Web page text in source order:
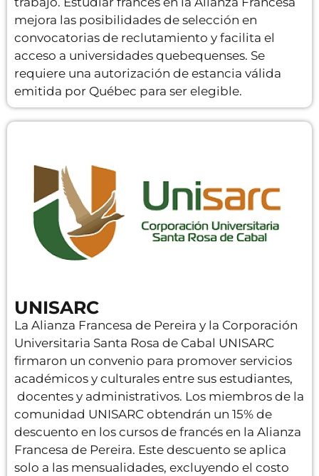
mejora las posibilidades de selección en
convocatorias de reclutamiento y facilita el
acceso a universidades quebequenses. Se
requiere una autorización de estancia válida
emitida por Québec para ser elegible.
UNISARC
La Alianza Francesa de Pereira y la Corporación
Universitaria Santa Rosa de Cabal UNISARC
firmaron un convenio para promover servicios
académicos y culturales entre sus estudiantes,
docentes y administrativos. Los miembros de la
comunidad UNISARC obtendrán un 15% de
descuento en los cursos de francés en la Alianza
Francesa de Pereira. Este descuento se aplica
solo a las mensualidades, excluyendo el costo